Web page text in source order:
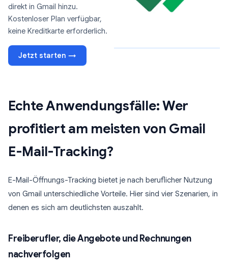
direkt in Gmail hinzu.
Kostenloser Plan verfügbar,
keine Kreditkarte erforderlich.
Jetzt starten →
Echte Anwendungsfälle: Wer
profitiert am meisten von Gmail
E-Mail-Tracking?
E-Mail-Öffnungs-Tracking bietet je nach beruflicher Nutzung
von Gmail unterschiedliche Vorteile. Hier sind vier Szenarien, in
denen es sich am deutlichsten auszahlt.
Freiberufler, die Angebote und Rechnungen
nachverfolgen